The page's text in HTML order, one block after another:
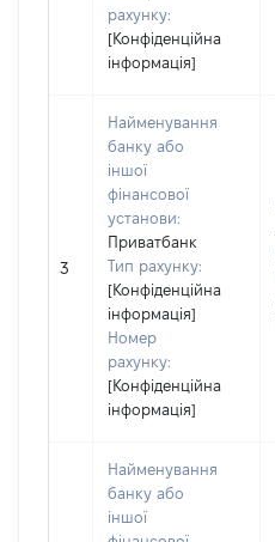
рахунку:
[Конфіденційна
інформація]
3
Найменування
банку або
іншої
фінансової
установи:
Приватбанк
Тип рахунку:
[Конфіденційна
інформація]
Номер
рахунку:
[Конфіденційна
інформація]
Найменування
банку або
іншої